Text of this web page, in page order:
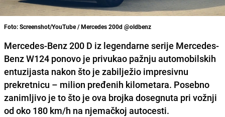
Foto: Screenshot/YouTube / Mercedes 200d @oldbenz
Mercedes-Benz 200 D iz legendarne serije Mercedes-
Benz W124 ponovo je privukao pažnju automobilskih
entuzijasta nakon što je zabilježio impresivnu
prekretnicu – milion pređenih kilometara. Posebno
zanimljivo je to što je ova brojka dosegnuta pri vožnji
od oko 180 km/h na njemačkoj autocesti.